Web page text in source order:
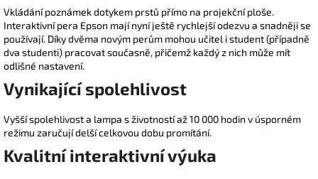
Vkládání poznámek dotykem prstů přímo na projekční ploše.
Interaktivní pera Epson mají nyní ještě rychlejší odezvu a snadněji se
používají. Díky dvěma novým perům mohou učitel i student (případně
dva studenti) pracovat současně, přičemž každý z nich může mít
odlišné nastavení.
Vynikající spolehlivost
Vyšší spolehlivost a lampa s životností až 10 000 hodin v úsporném
režimu zaručují delší celkovou dobu promítání.
Kvalitní interaktivní výuka